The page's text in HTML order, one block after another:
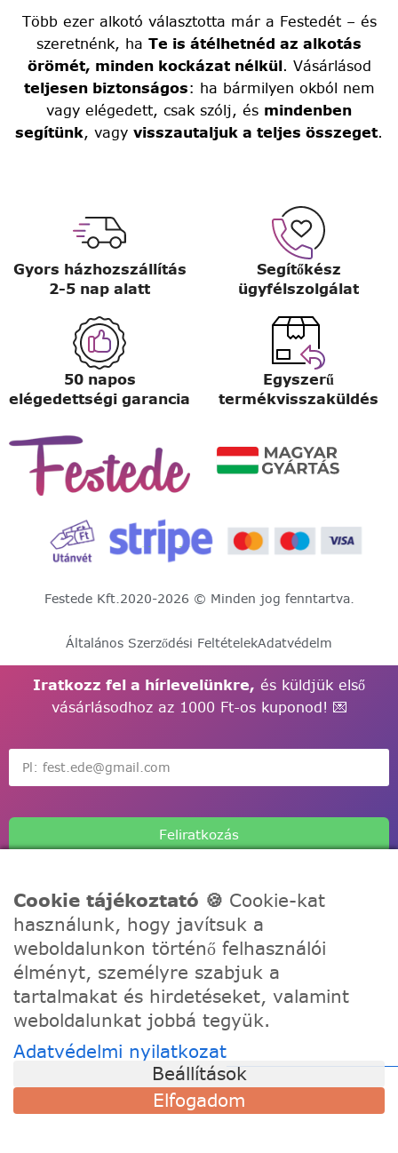
Több ezer alkotó választotta már a Festedét – és
szeretnénk, ha Te is átélhetnéd az alkotás
örömét, minden kockázat nélkül. Vásárlásod
teljesen biztonságos: ha bármilyen okból nem
vagy elégedett, csak szólj, és mindenben
segítünk, vagy visszautaljuk a teljes összeget.
Gyors házhozszállítás
2-5 nap alatt
Segítőkész
ügyfélszolgálat
50 napos
elégedettségi garancia
Egyszerű
termékvisszaküldés
Festede Kft.2020-2026 © Minden jog fenntartva.
Általános Szerződési FeltételekAdatvédelm
Iratkozz fel a hírlevelünkre, és küldjük első
vásárlásodhoz az 1000 Ft-os kuponod! 💌
Feliratkozás
A Festede számozott kifestőkkel te is alkothatsz, akár egy
igazi művész! Fesd meg a remekműved korábbi
tapasztalat nélkül, töltődj fel és fejezd ki a kreativitásod!
TÁMOGATÁS
Szállítási információk
Visszaküldés és csere
Cookie tájékoztató 🍪 Cookie-kat
használunk, hogy javítsuk a
weboldalunkon történő felhasználói
élményt, személyre szabjuk a
tartalmakat és hirdetéseket, valamint
weboldalunkat jobbá tegyük.
Adatvédelmi nyilatkozat
Beállítások
Elfogadom